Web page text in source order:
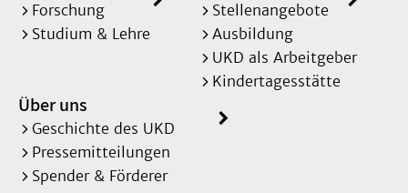
Forschung
Studium & Lehre
Stellenangebote
Ausbildung
UKD als Arbeitgeber
Kindertagesstätte
Über uns
Geschichte des UKD
Pressemitteilungen
Spender & Förderer